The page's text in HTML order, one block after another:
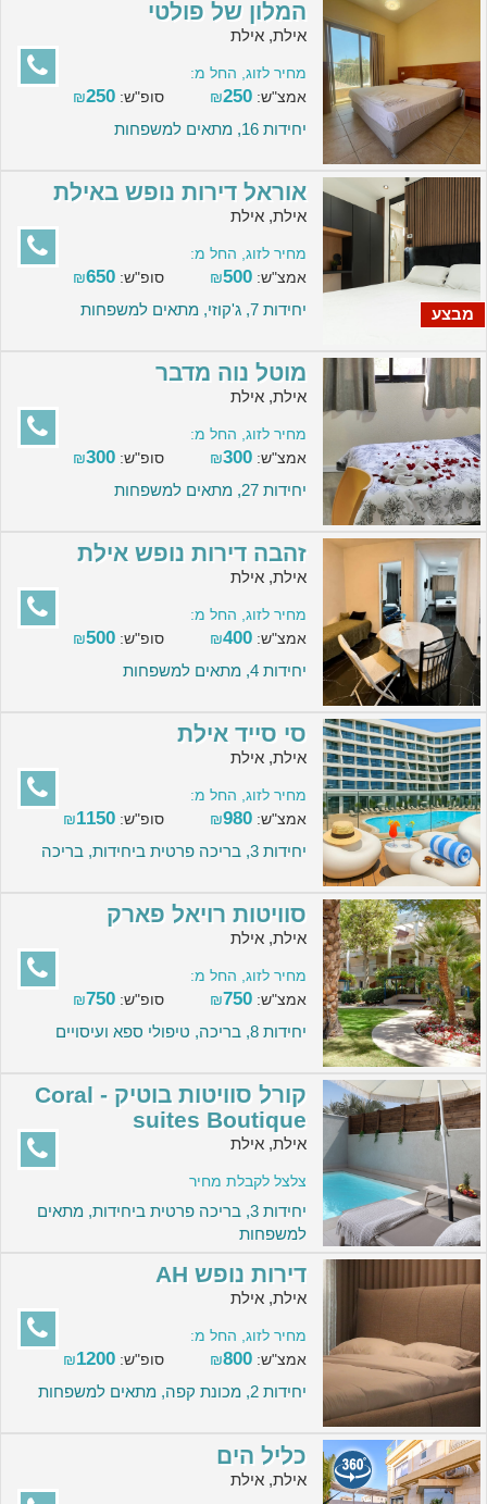
המלון של פולטי
אילת, אילת
מחיר לזוג, החל מ:
אמצ"ש:
₪250 סופ"ש: ₪250
יחידות 16, מתאים למשפחות
מבצע
אוראל דירות נופש באילת
אילת, אילת
מחיר לזוג, החל מ:
אמצ"ש:
₪500 סופ"ש: ₪650
יחידות 7, ג'קוזי, מתאים למשפחות
מוטל נוה מדבר
אילת, אילת
מחיר לזוג, החל מ:
אמצ"ש:
₪300 סופ"ש: ₪300
יחידות 27, מתאים למשפחות
זהבה דירות נופש אילת
אילת, אילת
מחיר לזוג, החל מ:
אמצ"ש:
₪400 סופ"ש: ₪500
יחידות 4, מתאים למשפחות
סי סייד אילת
אילת, אילת
מחיר לזוג, החל מ:
אמצ"ש:
₪980 סופ"ש: ₪1150
יחידות 3, בריכה פרטית ביחידות, בריכה
סוויטות רויאל פארק
אילת, אילת
מחיר לזוג, החל מ:
אמצ"ש:
₪750 סופ"ש: ₪750
יחידות 8, בריכה, טיפולי ספא ועיסויים
קורל סוויטות בוטיק - Coral
suites Boutique
אילת, אילת
צלצל לקבלת מחיר
יחידות 3, בריכה פרטית ביחידות, מתאים
למשפחות
דירות נופש AH
אילת, אילת
מחיר לזוג, החל מ:
אמצ"ש:
₪800 סופ"ש: ₪1200
יחידות 2, מכונת קפה, מתאים למשפחות
כליל הים
אילת, אילת